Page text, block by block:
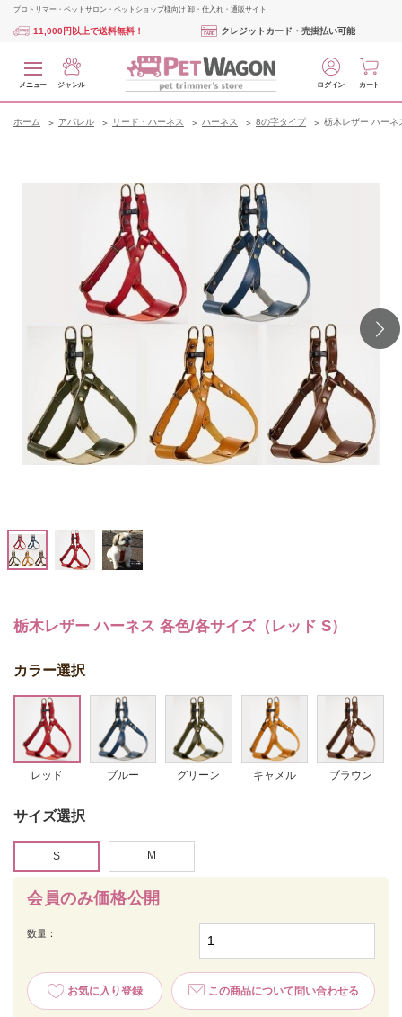
プロトリマー・ペットサロン・ペットショップ様向け 卸・仕入れ・通販サイト
11,000円以上で送料無料！ クレジットカード・売掛払い可能
メニュー ジャンル ログイン カート
ホーム アパレル リード・ハーネス ハーネス 8の字タイプ 栃木レザー ハーネ
栃木レザー ハーネス 各色/各サイズ（レッド S）
会員のみ価格公開
数量：
お気に入り登録 この商品について問い合わせる
カラー選択
レッド ブルー グリーン キャメル ブラウン
サイズ選択
S M